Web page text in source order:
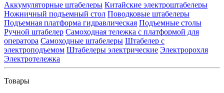
Аккумуляторные штабелеры Китайские электроштабелеры
Ножничный подъемный стол Поводковые штабелеры
Подъемная платформа гидравлическая Подъемные столы
Ручной штабелер Самоходная тележка с платформой для
оператора Самоходные штабелеры Штабелер с
электроподъемом Штабелеры электрические Электророхля
Электротележка
Товары